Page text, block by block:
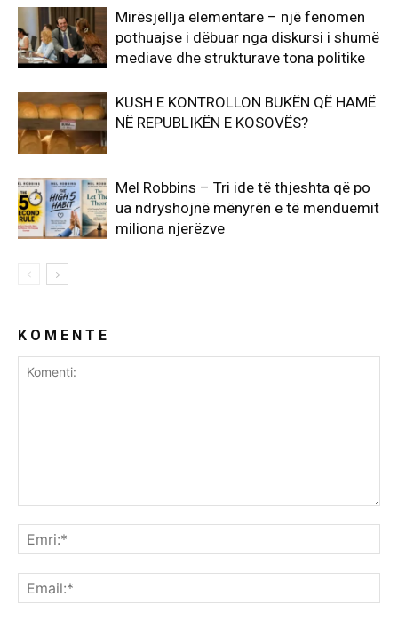
Mirësjellja elementare – një fenomen
pothuajse i dëbuar nga diskursi i shumë
mediave dhe strukturave tona politike
KUSH E KONTROLLON BUKËN QË HAMË
NË REPUBLIKËN E KOSOVËS?
Mel Robbins – Tri ide të thjeshta që po
ua ndryshojnë mënyrën e të menduemit
miliona njerëzve
K O M E N T E